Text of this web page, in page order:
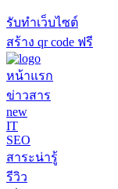
รับทำเว็บไซต์
สร้าง qr code ฟรี
หน้าแรก
ข่าวสาร
new
IT
SEO
สาระน่ารู้
รีวิว